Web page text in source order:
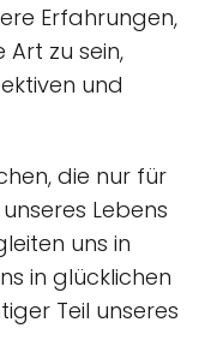
Erfahrungen,
Art zu sein,
und
die nur für
Lebens
uns in
in glücklichen
Teil unseres